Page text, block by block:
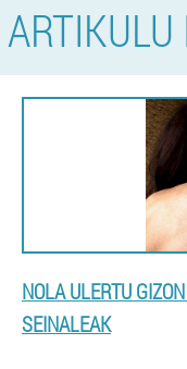
NOLA ULERTU
SEINALEAK